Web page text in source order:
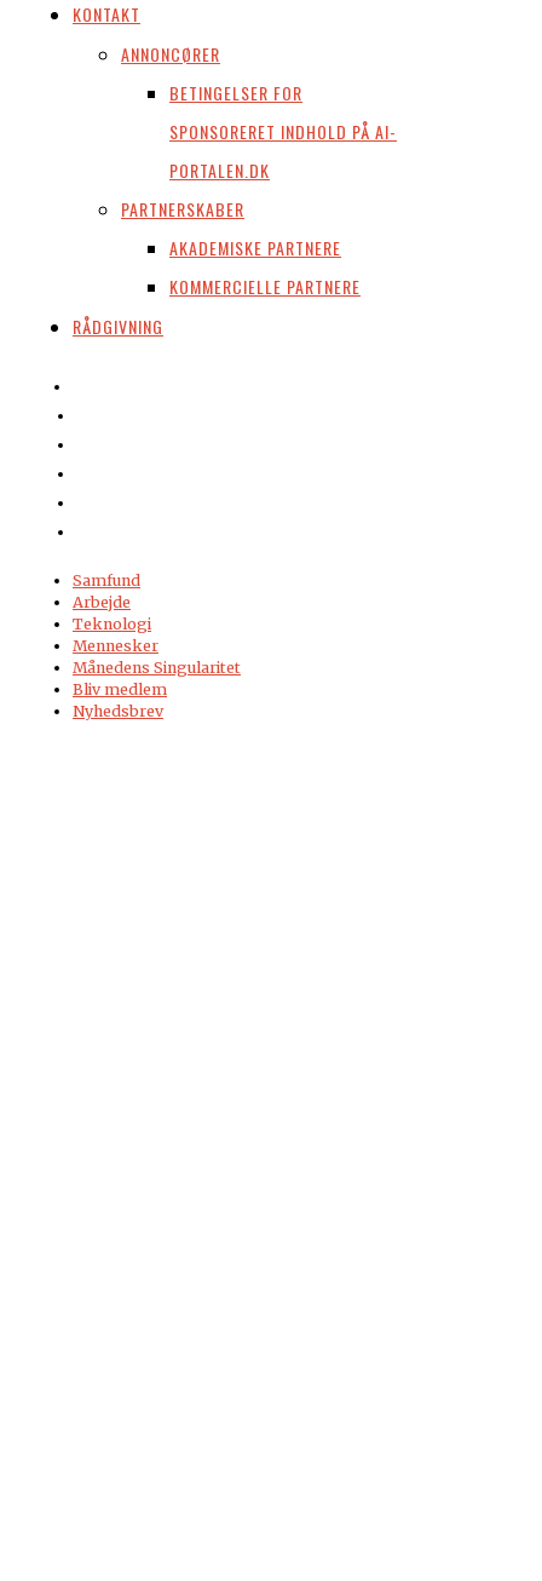
KONTAKT
ANNONCØRER
BETINGELSER FOR
SPONSORERET INDHOLD PÅ AI-
PORTALEN.DK
PARTNERSKABER
AKADEMISKE PARTNERE
KOMMERCIELLE PARTNERE
RÅDGIVNING
Samfund
Arbejde
Teknologi
Mennesker
Månedens Singularitet
Bliv medlem
Nyhedsbrev